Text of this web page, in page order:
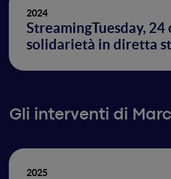
2024
StreamingTuesday, 24
solidarietà in diretta
Gli interventi di
2025